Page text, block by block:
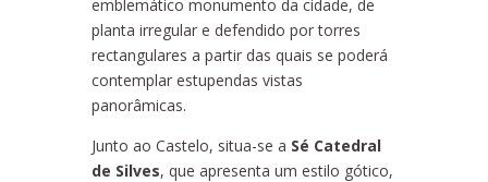
emblemático monumento da cidade, de
planta irregular e defendido por torres
rectangulares a partir das quais se poderá
contemplar estupendas vistas
panorâmicas.
Junto ao Castelo, situa-se a Sé Catedral
de Silves, que apresenta um estilo gótico,